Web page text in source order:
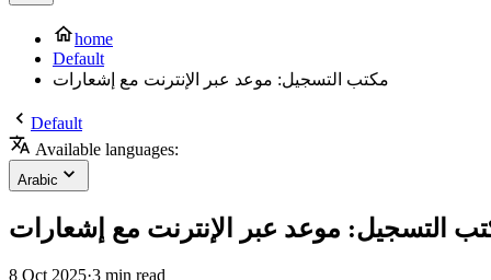
home
Default
مكتب التسجيل: موعد عبر الإنترنت مع إشعارات
Default
Available languages:
Arabic
التسجيل: موعد عبر الإنترنت مع إشعارات
8 Oct 2025·3 min read